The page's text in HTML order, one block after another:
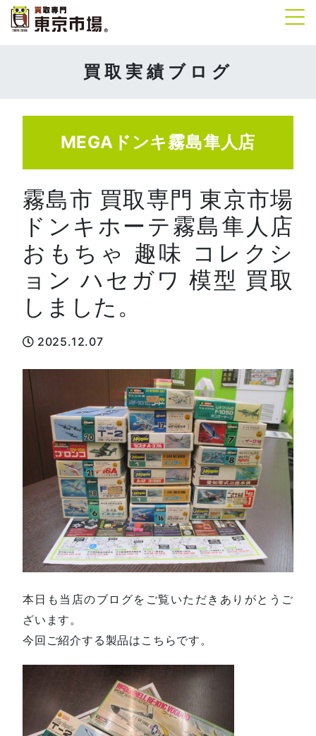
買取実績ブログ
MEGAドンキ霧島隼人店
霧島市 買取専門 東京市場
ドンキホーテ霧島隼人店
おもちゃ 趣味 コレクシ
ョン ハセガワ 模型 買取
しました。
2025.12.07
本日も当店のブログをご覧いただきありがとうご
ざいます。
今回ご紹介する製品はこちらです。